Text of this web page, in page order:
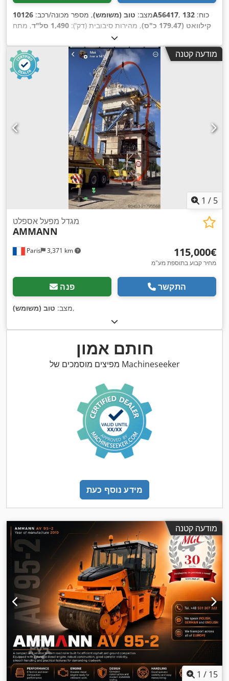
מצב: טוב (משומש), מספר מכונה/רכב: 10126A56417 , כוח: 132
קילוואט (179.47 כ"ס)
, מהירות סיבובית (דק'): 1,490 סל"ד
, מתח
, אורך
כולל:1,200 מ"מ , רוחב כולל:800 מ"מ , גובה כולל:1,100 מ"מ ,
מודעה קטנה
1 / 5
Paris 3,371 km
מגדל מפעל אספלט
AMMANN
‏115,000 ‏€
מחיר קבוע בתוספת מע"מ
פנה התקשר
מצב: טוב (משומש) ,
חותם אמון
מפיצים מוסמכים של Machineseeker
מידע נוסף כעת
מודעה קטנה
1 / 15